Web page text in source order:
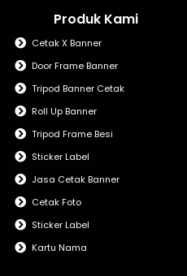
Produk Kami
Cetak X Banner
Door Frame Banner
Tripod Banner Cetak
Roll Up Banner
Tripod Frame Besi
Sticker Label
Jasa Cetak Banner
Cetak Foto
Sticker Label
Kartu Nama